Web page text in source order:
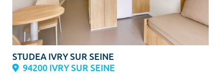
Chercher
STUDEA IVRY SUR SEINE
94200 IVRY SUR SEINE